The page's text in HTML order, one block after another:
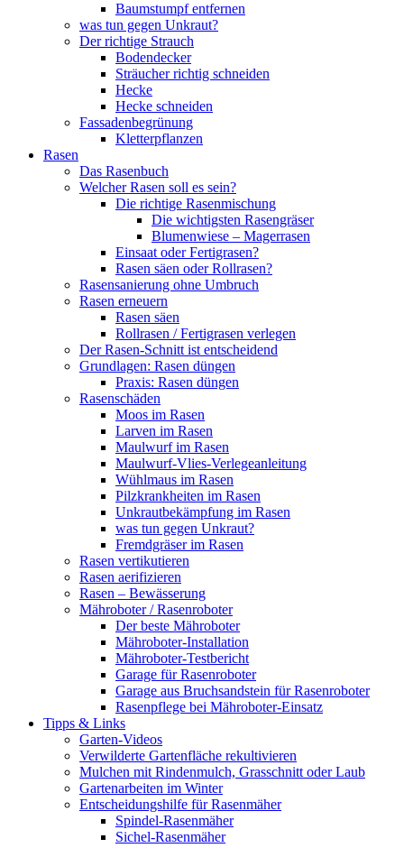
Baumstumpf entfernen
was tun gegen Unkraut?
Der richtige Strauch
Bodendecker
Sträucher richtig schneiden
Hecke
Hecke schneiden
Fassadenbegrünung
Kletterpflanzen
Rasen
Das Rasenbuch
Welcher Rasen soll es sein?
Die richtige Rasenmischung
Die wichtigsten Rasengräser
Blumenwiese – Magerrasen
Einsaat oder Fertigrasen?
Rasen säen oder Rollrasen?
Rasensanierung ohne Umbruch
Rasen erneuern
Rasen säen
Rollrasen / Fertigrasen verlegen
Der Rasen-Schnitt ist entscheidend
Grundlagen: Rasen düngen
Praxis: Rasen düngen
Rasenschäden
Moos im Rasen
Larven im Rasen
Maulwurf im Rasen
Maulwurf-Vlies-Verlegeanleitung
Wühlmaus im Rasen
Pilzkrankheiten im Rasen
Unkrautbekämpfung im Rasen
was tun gegen Unkraut?
Fremdgräser im Rasen
Rasen vertikutieren
Rasen aerifizieren
Rasen – Bewässerung
Mähroboter / Rasenroboter
Der beste Mähroboter
Mähroboter-Installation
Mähroboter-Testbericht
Garage für Rasenroboter
Garage aus Bruchsandstein für Rasenroboter
Rasenpflege bei Mähroboter-Einsatz
Tipps & Links
Garten-Videos
Verwilderte Gartenfläche rekultivieren
Mulchen mit Rindenmulch, Grasschnitt oder Laub
Gartenarbeiten im Winter
Entscheidungshilfe für Rasenmäher
Spindel-Rasenmäher
Sichel-Rasenmäher